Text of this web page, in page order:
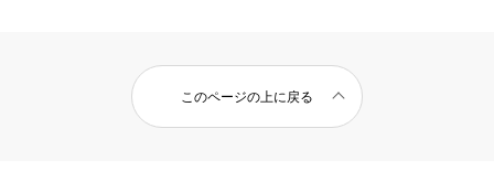
このページの上に戻る